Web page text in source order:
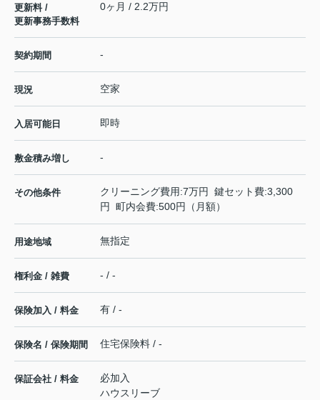
更新料 /
更新事務手数料
0ヶ月 / 2.2万円
契約期間 -
現況 空家
入居可能日 即時
敷金積み増し -
その他条件
クリーニング費用:7万円 鍵セット費:3,300
円 町内会費:500円（月額）
用途地域 無指定
権利金 / 雑費 - / -
保険加入 / 料金 有 / -
保険名 / 保険期間 住宅保険料 / -
保証会社 / 料金
必加入
ハウスリーブ